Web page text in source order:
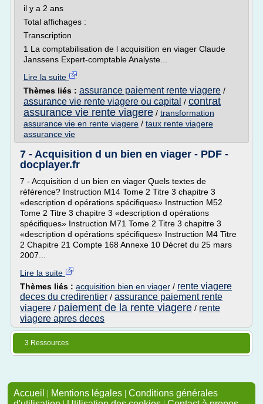
il y a 2 ans
Total affichages :
Transcription
1 La comptabilisation de l acquisition en viager Claude
Janssens Expert-comptable Analyste...
Lire la suite
Thèmes liés : assurance paiement rente viagere /
assurance vie rente viagere ou capital / contrat
assurance vie rente viagere / transformation
assurance vie en rente viagere / taux rente viagere
assurance vie
7 - Acquisition d un bien en viager - PDF -
docplayer.fr
7 - Acquisition d un bien en viager Quels textes de
référence? Instruction M14 Tome 2 Titre 3 chapitre 3
«description d opérations spécifiques» Instruction M52
Tome 2 Titre 3 chapitre 3 «description d opérations
spécifiques» Instruction M71 Tome 2 Titre 3 chapitre 3
«description d opérations spécifiques» Instruction M4 Titre
2 Chapitre 21 Compte 168 Annexe 10 Décret du 25 mars
2007...
Lire la suite
Thèmes liés : acquisition bien en viager / rente viagere
deces du credirentier / assurance paiement rente
viagere / paiement de la rente viagere / rente
viagere apres deces
3 Ressources
Accueil | Mentions légales | Conditions générales